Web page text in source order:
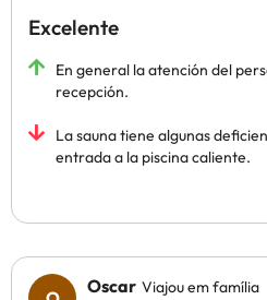
Excelente
En general la atención del
recepción.
La sauna tiene algunas
entrada a la piscina caliente.
Oscar Viajou em família